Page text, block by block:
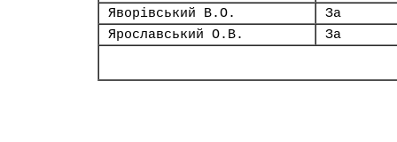
Яворівський В.О.
За
Ярославський О.В.
За